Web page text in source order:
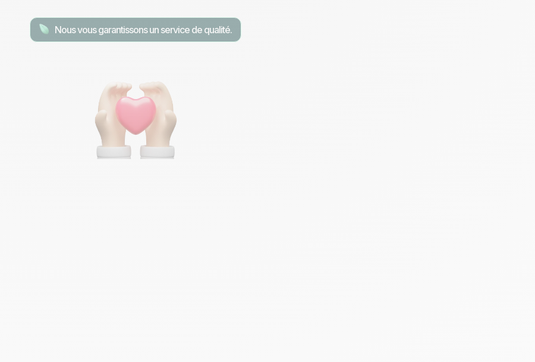
Nous vous garantissons un service de qualité.